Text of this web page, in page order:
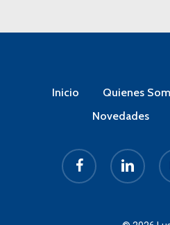
Inicio Quienes
Novedades
facebook linkedin